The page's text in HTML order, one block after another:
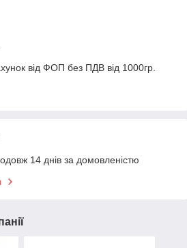
від ФОП без ПДВ від 1000гр.
14 днів за домовленістю